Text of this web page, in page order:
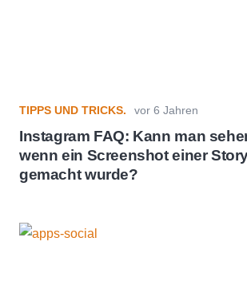
TIPPS UND TRICKS. vor 6 Jahren
Instagram FAQ: Kann man
wenn ein Screenshot einer
gemacht wurde?